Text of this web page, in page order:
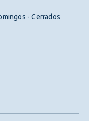
- Cerrados